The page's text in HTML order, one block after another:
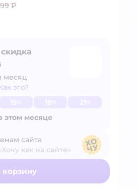
₽
месяц
это?
этом месяце
сайта
как на сайте»
сайта
корзину